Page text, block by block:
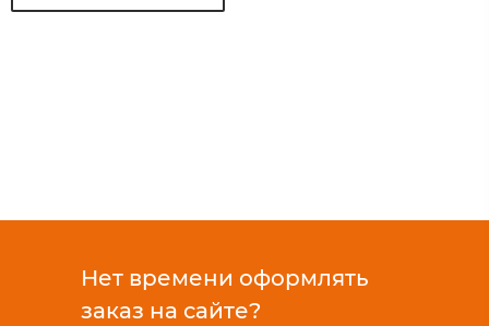
Нет времени оформлять
заказ на сайте?